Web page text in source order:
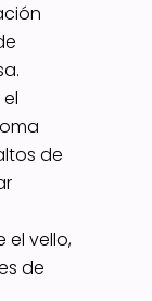
de
el vello,
de